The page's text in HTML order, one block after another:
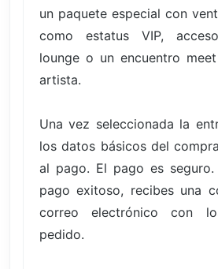
un paquete especial con
como estatus VIP,
lounge o un encuentro
artista.
Una vez seleccionada la
los datos básicos del
al pago. El pago es
pago exitoso, recibes una
correo electrónico con
pedido.